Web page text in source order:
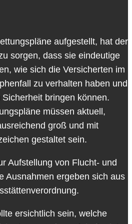
aufgestellt, hat der
sorgen, dass sie eindeutige
wie sich die Versicherten im
zu verhalten haben und
bringen können.
müssen aktuell,
groß und mit
gestaltet sein.
Aufstellung von Flucht- und
Ausnahmen ergeben sich aus
ersichtlich sein, welche